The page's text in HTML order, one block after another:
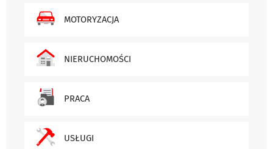
MOTORYZACJA
NIERUCHOMOŚCI
PRACA
USŁUGI